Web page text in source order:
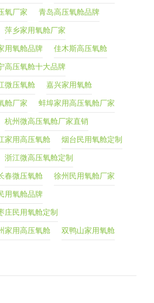
氧厂家 青岛高压氧舱品牌
萍乡家用氧舱厂家
用氧舱品牌 佳木斯高压氧舱
高压氧舱十大品牌
微压氧舱 嘉兴家用氧舱
舱厂家 蚌埠家用高压氧舱厂家
杭州微高压氧舱厂家直销
家用高压氧舱 烟台民用氧舱定制
浙江微高压氧舱定制
春微压氧舱 徐州民用氧舱厂家
用氧舱品牌
庄民用氧舱定制
家用高压氧舱 双鸭山家用氧舱